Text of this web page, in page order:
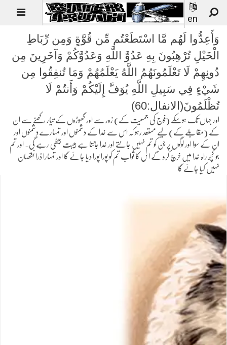
en
وَأَعِدُّوا لَهُم مَّا اسْتَطَعْتُم مِّن قُوَّةٍ وَمِن رِّبَاطِ
الْخَيْلِ تُرْهِبُونَ بِهِ عَدُوَّ اللَّهِ وَعَدُوَّكُمْ وَآخَرِينَ مِن
دُونِهِمْ لَا تَعْلَمُونَهُمُ اللَّهُ يَعْلَمُهُمْ وَمَا تُنفِقُوا مِن
شَيْءٍ فِي سَبِيلِ اللَّهِ يُوَفَّ إِلَيْكُمْ وَأَنتُمْ لَا
تُظْلَمُونَ(الانفال:60)
اور جہاں تک ہوسکے (فوج کی جمعیت کے) زور سے اور گھوڑوں کے تیار رکھنے سے ان
کے (مقابلے کے) لیے مستعد رہو کہ اس سے خدا کے دشمنوں اور تمہارے دشمنوں اور
ان کے سوا اور لوگوں پر جن کو تم نہیں جانتے اور خدا جانتا ہے ہیبت بیٹھی رہے گی۔ اور تم
جو کچھ راہ خدا میں خرچ کرو گے اس کا ثواب تم کو پورا پورا دیا جائے گا اور تمہارا ذرا نقصان
نہیں کیا جائے گا